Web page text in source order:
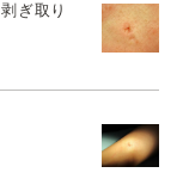
ぎ取り